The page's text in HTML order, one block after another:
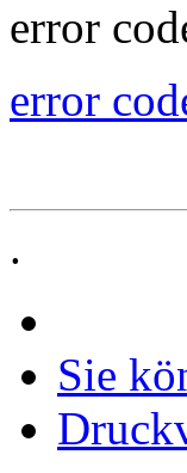
error
error
.
Sie